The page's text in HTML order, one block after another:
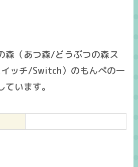
森（あつ森/どうぶつの森ス
ッチ/Switch）のもんぺの一
います。